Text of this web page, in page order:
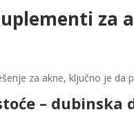
za
za akne, ključno je da
– dubinska